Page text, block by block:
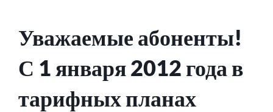
Уважаемые абоненты!
С 1 января 2012 года в
тарифных планах